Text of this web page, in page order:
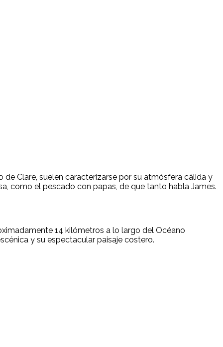
Clare, suelen caracterizarse por su atmósfera cálida y
como el pescado con papas, de que tanto habla James.
14 kilómetros a lo largo del Océano
y su espectacular paisaje costero.